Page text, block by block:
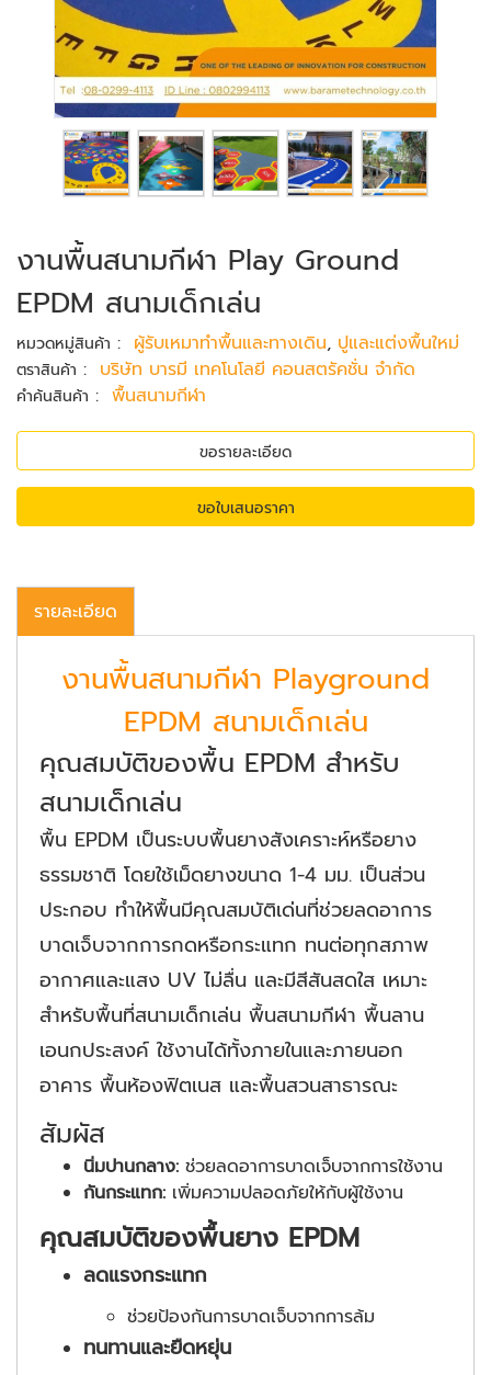
งานพื้นสนามกีฬา Play Ground
EPDM สนามเด็กเล่น
หมวดหมู่สินค้า : ผู้รับเหมาทำพื้นและทางเดิน, ปูและแต่งพื้นใหม่
ตราสินค้า : บริษัท บารมี เทคโนโลยี คอนสตรัคชั่น จำกัด
คำค้นสินค้า : พื้นสนามกีฬา
ขอรายละเอียด
ขอใบเสนอราคา
รายละเอียด
งานพื้นสนามกีฬา Playground
EPDM สนามเด็กเล่น
คุณสมบัติของพื้น EPDM สำหรับ
สนามเด็กเล่น
พื้น EPDM เป็นระบบพื้นยางสังเคราะห์หรือยาง
ธรรมชาติ โดยใช้เม็ดยางขนาด 1-4 มม. เป็นส่วน
ประกอบ ทำให้พื้นมีคุณสมบัติเด่นที่ช่วยลดอาการ
บาดเจ็บจากการกดหรือกระแทก ทนต่อทุกสภาพ
อากาศและแสง UV ไม่ลื่น และมีสีสันสดใส เหมาะ
สำหรับพื้นที่สนามเด็กเล่น พื้นสนามกีฬา พื้นลาน
เอนกประสงค์ ใช้งานได้ทั้งภายในและภายนอก
อาคาร พื้นห้องฟิตเนส และพื้นสวนสาธารณะ
สัมผัส
นิ่มปานกลาง: ช่วยลดอาการบาดเจ็บจากการใช้งาน
กันกระแทก: เพิ่มความปลอดภัยให้กับผู้ใช้งาน
คุณสมบัติของพื้นยาง EPDM
ลดแรงกระแทก
ช่วยป้องกันการบาดเจ็บจากการล้ม
ทนทานและยืดหยุ่น